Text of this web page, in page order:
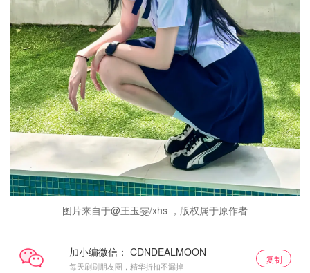
图片来自于@王玉雯/xhs ，版权属于原作者
加小编微信：
每天刷刷朋友圈，精华折扣不漏掉
复制